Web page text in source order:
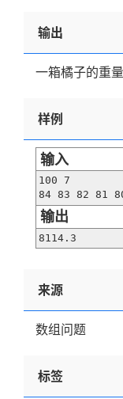
输出
一箱橘子的重
样例
输入
100 7
84 83 82 81
输出
8114.3
来源
数组问题
标签